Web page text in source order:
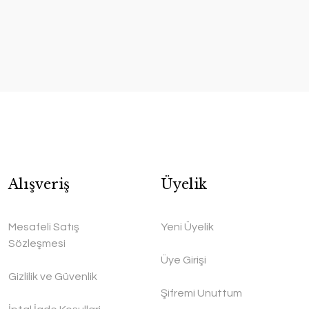
Alışveriş
Mesafeli Satış
Sözleşmesi
Gizlilik ve Güvenlik
Üyelik
Yeni Üyelik
Üye Girişi
Şifremi Unuttum